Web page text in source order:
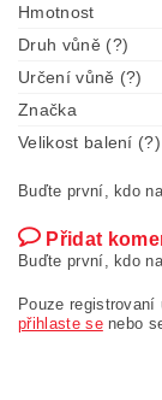
Hmotnost
Druh vůně (?)
Určení vůně (?)
Značka
Velikost balení (?)
Buďte první, kdo
Přidat
Buďte první, kdo
Pouze
přihlaste senebo